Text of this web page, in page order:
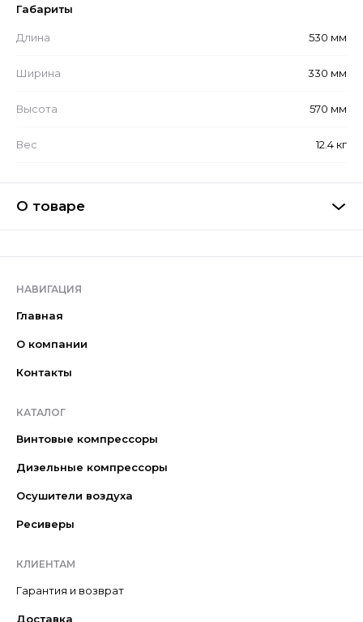
Габариты
Длина 530 мм
Ширина 330 мм
Высота 570 мм
Вес 12.4 кг
О товаре
НАВИГАЦИЯ
Главная
О компании
Контакты
КАТАЛОГ
Винтовые компрессоры
Дизельные компрессоры
Осушители воздуха
Ресиверы
КЛИЕНТАМ
Гарантия и возврат
Доставка